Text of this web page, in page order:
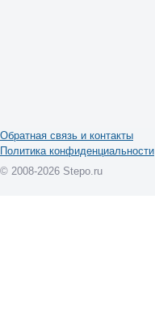
Обратная связь и контакты
Политика конфиденциальности
© 2008-2026 Stepo.ru